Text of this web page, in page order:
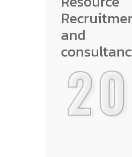
and